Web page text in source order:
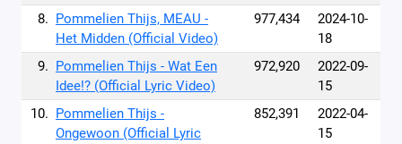
8. Pommelien Thijs, MEAU -
Het Midden (Official Video)
977,434
2024-10-
18
9. Pommelien Thijs - Wat Een
Idee!? (Official Lyric Video)
972,920
2022-09-
15
10. Pommelien Thijs -
Ongewoon (Official Lyric
852,391
2022-04-
15